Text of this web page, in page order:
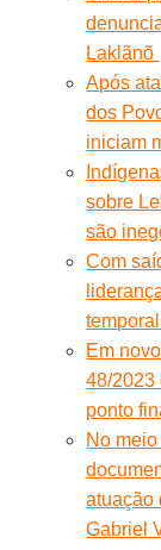
Laklãnõ
Após
dos
iniciam
sobre
são
Com
Em
48/2023
ponto
No
atuação
Gabriel